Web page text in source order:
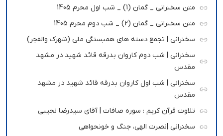
متن سخنرانی _ گمان (1) _ شب اول محرم 1405
متن سخنرانی _ گمان (2) _ شب دوم محرم 1405
سخنرانی | تجمع دسته های همبستگی ملی (شهرک والفجر)
سخنرانی | شب دوم کاروان بدرقه قائد شهید در مشهد
مقدس
سخنرانی | شب اول کاروان بدرقه قائد شهید در مشهد
مقدس
تلاوت قرآن کریم : سوره صافات | آقای سیدرضا نجیبی
سخنرانی |نصرت الهی، جنگ و خونحواهی